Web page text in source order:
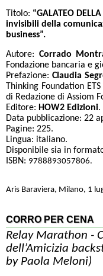
Titolo: “GALATEO
invisibili della
business”.
Autore: Corrado
Fondazione bancaria e
Prefazione: Claudia
Thinking Foundation
di Redazione di Assiom
Editore: HOW2 Edizioni.
Data pubblicazione: 22
Pagine: 225.
Lingua: italiano.
Disponibile sia in
ISBN: 9788893057806.
Aris Baraviera, Milano, 1
CORRO PER CENA
Relay Marathon -
dell’Amicizia
by Paola Meloni)